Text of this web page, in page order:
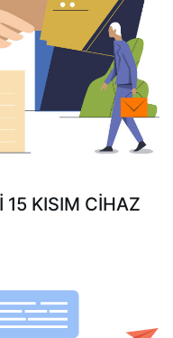
15 KISIM CİHAZ